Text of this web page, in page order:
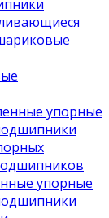
упорные
упорные